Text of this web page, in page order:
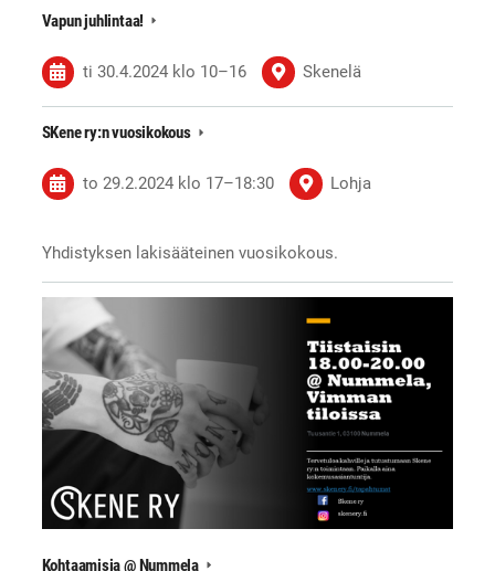
Vapun juhlintaa!
ti 30.4.2024 klo 10–16 Skenelä
SKene ry:n vuosikokous
to 29.2.2024 klo 17–18:30 Lohja
Yhdistyksen lakisääteinen vuosikokous.
Kohtaamisia @ Nummela